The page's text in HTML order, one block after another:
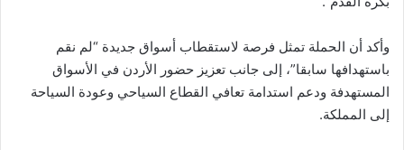
وأكد أن الحملة تمثل فرصة لاستقطاب أسواق جديدة “لم نقم
باستهدافها سابقا”، إلى جانب تعزيز حضور الأردن في الأسواق
المستهدفة ودعم استدامة تعافي القطاع السياحي وعودة السياحة
إلى المملكة.